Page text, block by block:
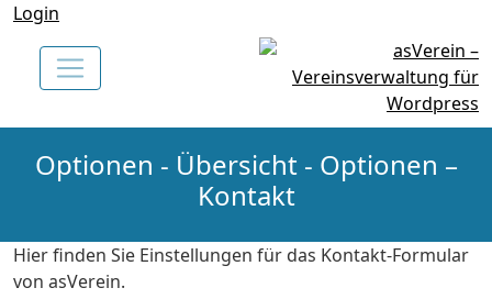
Login
Optionen - Übersicht - Optionen –
Kontakt
Hier finden Sie Einstellungen für das Kontakt-Formular
von asVerein.